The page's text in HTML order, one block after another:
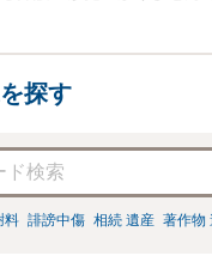
探す
料 誹謗中傷 相続 遺産 著作物